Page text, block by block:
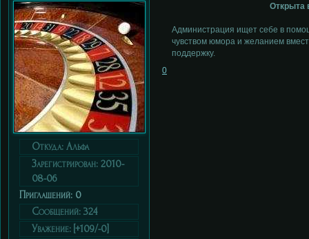
Откуда: Альфа
Зарегистрирован: 2010-
08-06
Приглашений: 0
Сообщений: 324
Уважение: [+109/-0]
Открыта
Администрация ищет себе в
чувством юмора и желанием
поддержку.
0